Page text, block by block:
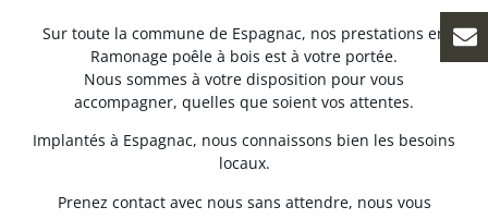
Sur toute la commune de Espagnac, nos prestations en
Ramonage poêle à bois est à votre portée.
Nous sommes à votre disposition pour vous
accompagner, quelles que soient vos attentes.
Implantés à Espagnac, nous connaissons bien les besoins
locaux.
Prenez contact avec nous sans attendre, nous vous